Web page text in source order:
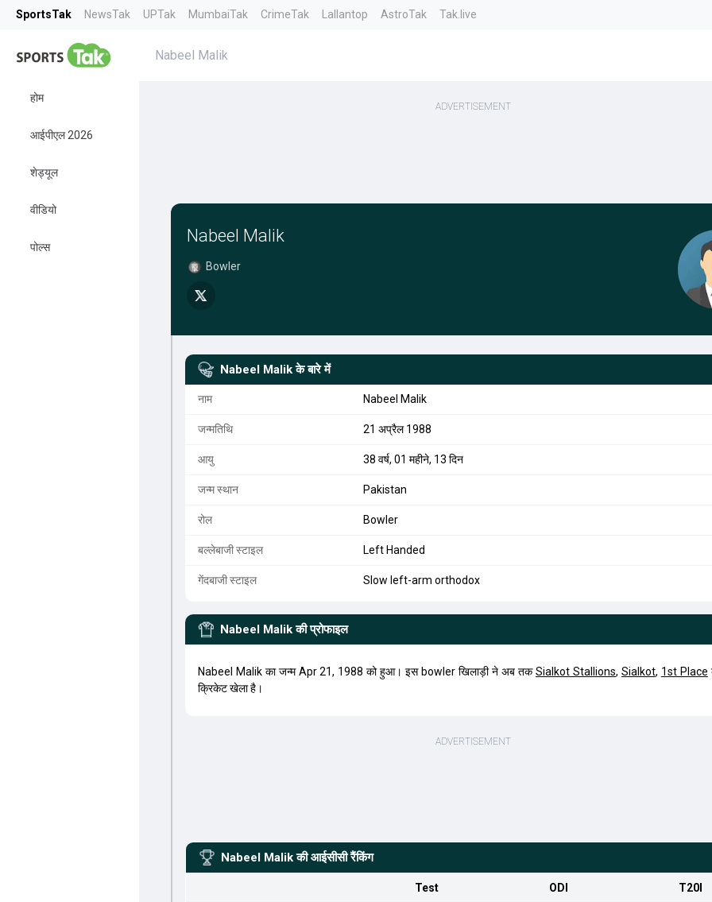
SportsTak NewsTak UPTak MumbaiTak CrimeTak Lallantop AstroTak Tak.live
होम
आईपीएल 2026
शेड्यूल
वीडियो
पोल्स
Nabeel Malik
Nabeel Malik
Bowler
Nabeel Malik के बारे में
नाम Nabeel Malik
जन्मतिथि 21 अप्रैल 1988
आयु 38 वर्ष, 01 महीने, 13 दिन
जन्म स्थान Pakistan
रोल Bowler
बल्लेबाजी स्टाइल Left Handed
गेंदबाजी स्टाइल Slow left-arm orthodox
Nabeel Malik की प्रोफाइल
Nabeel Malik का जन्म Apr 21, 1988 को हुआ। इस bowler खिलाड़ी ने अब तकSialkot Stallions, Sialkot, 1st Place
क्रिकेट खेला है।
Nabeel Malik की आईसीसी रैंकिंग
Test ODI T20I